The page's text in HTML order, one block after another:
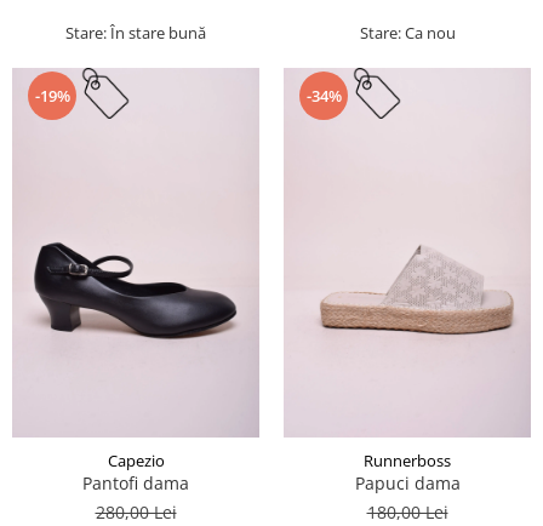
Stare: În stare bună Stare: Ca nou
-19%
Capezio
Pantofi dama
280,00 Lei
-34%
Runnerboss
Papuci dama
180,00 Lei